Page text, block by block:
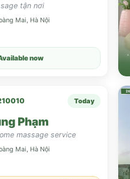
tận nơi
Mai, Hà Nội
now
Today
Phạm
massage service
Mai, Hà Nội